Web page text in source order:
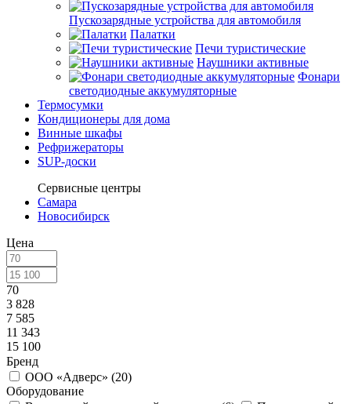
Пускозарядные устройства для автомобиля
Палатки
Печи туристические
Наушники активные
Фонари
светодиодные аккумуляторные
Термосумки
Кондиционеры для дома
Винные шкафы
Рефрижераторы
SUP-доски
Сервисные центры
Самара
Новосибирск
Цена
70
3 828
7 585
11 343
15 100
Бренд
ООО «Адверс» (20)
Оборудование